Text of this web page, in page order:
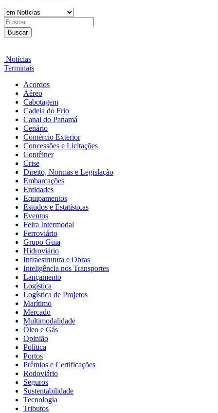
Buscar
Notícias
Terminais
Acordos
Aéreo
Cabotagem
Cadeia do Frio
Canal do Panamá
Cenário
Comércio Exterior
Concessões e Licitações
Contêiner
Crise
Direito, Normas e Legislação
Embarcações
Entidades
Equipamentos
Estudos e Estatísticas
Eventos
Feira Intermodal
Ferroviário
Grupo Guia
Hidroviário
Infraestrutura e Obras
Inteligência nos Transportes
Lançamento
Logística
Logística de Projetos
Marítimo
Mercado
Multimodalidade
Óleo e Gás
Opinião
Política
Portos
Prêmios e Certificações
Rodoviário
Seguros
Sustentabilidade
Tecnologia
Tributos